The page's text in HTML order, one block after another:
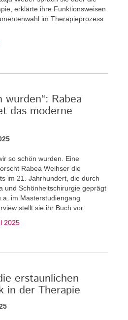
erklärte ihre Funktionsweisen
im Therapieprozess
wurden“: Rabea
das moderne
so schön wurden. Eine
Rabea Weihser die
im 21. Jahrhundert, die durch
und Schönheitschirurgie geprägt
im Masterstudiengang
stellt sie ihr Buch vor.
2025
erstaunlichen
in der Therapie